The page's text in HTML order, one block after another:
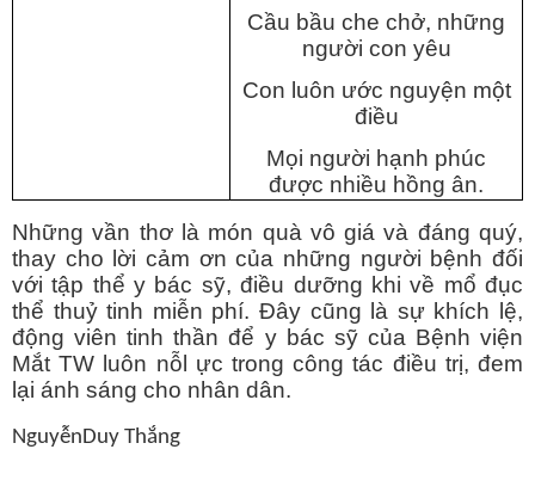
Cầu bầu che chở, những
người con yêu
Con luôn ước nguyện một
điều
Mọi người hạnh phúc
được nhiều hồng ân.
Những vần thơ là món quà vô giá và đáng quý,
thay cho lời cảm ơn của những người bệnh đối
với tập thể y bác sỹ, điều dưỡng khi về mổ đục
thể thuỷ tinh miễn phí. Đây cũng là sự khích lệ,
động viên tinh thần để y bác sỹ của Bệnh viện
Mắt TW luôn nỗl ực trong công tác điều trị, đem
lại ánh sáng cho nhân dân.
NguyễnDuy Thắng